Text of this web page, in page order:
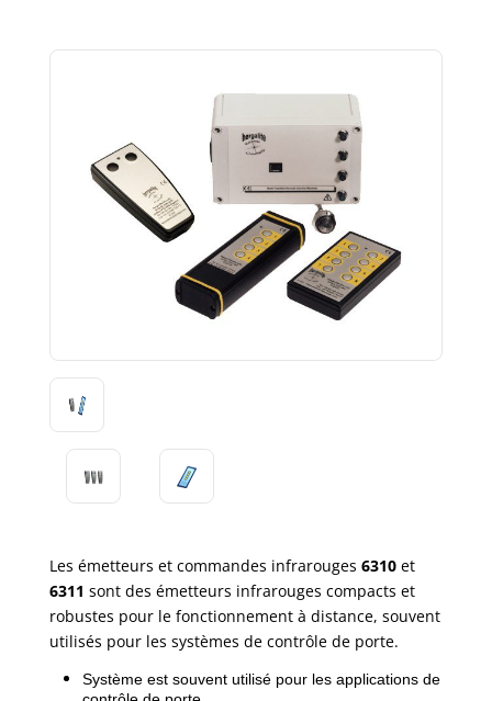
Les émetteurs et commandes infrarouges 6310et
6311 sont des émetteurs infrarouges compacts et
robustes pour le fonctionnement à distance, souvent
utilisés pour les systèmes de contrôle de porte.
Système est souvent utilisé pour les applications de